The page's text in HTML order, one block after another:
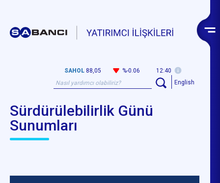
SAHOL 88,05 %-0.06
12:40
English
Sürdürülebilirlik Günü
Sunumları